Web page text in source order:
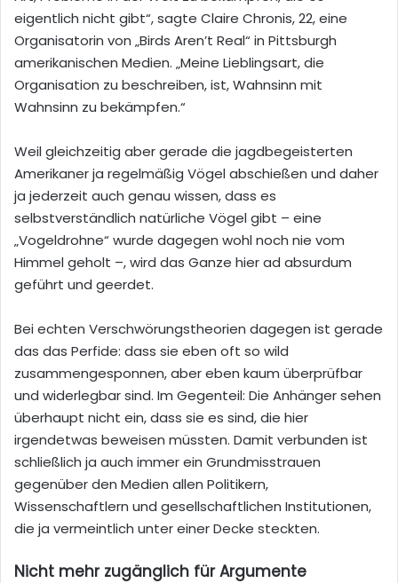
eigentlich nicht gibt“, sagte Claire Chronis, 22, eine
Organisatorin von „Birds Aren’t Real“ in Pittsburgh
amerikanischen Medien. „Meine Lieblingsart, die
Organisation zu beschreiben, ist, Wahnsinn mit
Wahnsinn zu bekämpfen.“
Weil gleichzeitig aber gerade die jagdbegeisterten
Amerikaner ja regelmäßig Vögel abschießen und daher
ja jederzeit auch genau wissen, dass es
selbstverständlich natürliche Vögel gibt – eine
„Vogeldrohne“ wurde dagegen wohl noch nie vom
Himmel geholt –, wird das Ganze hier ad absurdum
geführt und geerdet.
Bei echten Verschwörungstheorien dagegen ist gerade
das das Perfide: dass sie eben oft so wild
zusammengesponnen, aber eben kaum überprüfbar
und widerlegbar sind. Im Gegenteil: Die Anhänger sehen
überhaupt nicht ein, dass sie es sind, die hier
irgendetwas beweisen müssten. Damit verbunden ist
schließlich ja auch immer ein Grundmisstrauen
gegenüber den Medien allen Politikern,
Wissenschaftlern und gesellschaftlichen Institutionen,
die ja vermeintlich unter einer Decke steckten.
Nicht mehr zugänglich für Argumente